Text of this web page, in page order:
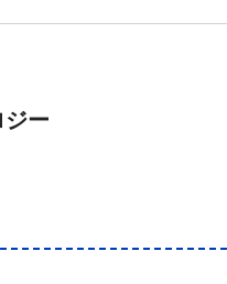
ー